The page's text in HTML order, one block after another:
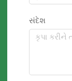
સંદેશ